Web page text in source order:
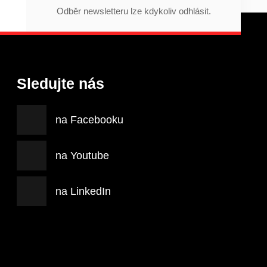
Odběr newsletteru lze kdykoliv odhlásit.
Sledujte nás
na Facebooku
na Youtube
na LinkedIn